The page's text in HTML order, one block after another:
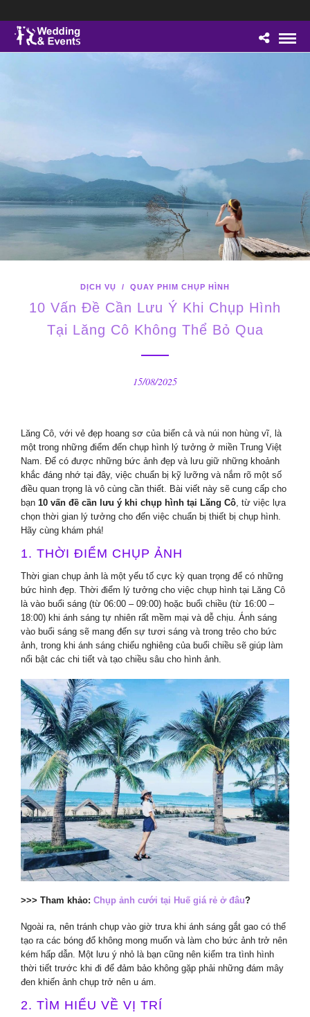
DỊCH VỤ / QUAY PHIM CHỤP HÌNH
10 Vấn Đề Cần Lưu Ý Khi Chụp Hình
Tại Lăng Cô Không Thể Bỏ Qua
15/08/2025
Lăng Cô, với vẻ đẹp hoang sơ của biển cả và núi non hùng vĩ, là
một trong những điểm đến chụp hình lý tưởng ở miền Trung Việt
Nam. Để có được những bức ảnh đẹp và lưu giữ những khoảnh
khắc đáng nhớ tại đây, việc chuẩn bị kỹ lưỡng và nắm rõ một số
điều quan trọng là vô cùng cần thiết. Bài viết này sẽ cung cấp cho
bạn 10 vấn đề cần lưu ý khi chụp hình tại Lăng Cô, từ việc lựa
chọn thời gian lý tưởng cho đến việc chuẩn bị thiết bị chụp hình.
Hãy cùng khám phá!
1. THỜI ĐIỂM CHỤP ẢNH
Thời gian chụp ảnh là một yếu tố cực kỳ quan trọng để có những
bức hình đẹp. Thời điểm lý tưởng cho việc chụp hình tại Lăng Cô
là vào buổi sáng (từ 06:00 – 09:00) hoặc buổi chiều (từ 16:00 –
18:00) khi ánh sáng tự nhiên rất mềm mại và dễ chịu. Ánh sáng
vào buổi sáng sẽ mang đến sự tươi sáng và trong trẻo cho bức
ảnh, trong khi ánh sáng chiếu nghiêng của buổi chiều sẽ giúp làm
nổi bật các chi tiết và tạo chiều sâu cho hình ảnh.
>>> Tham khảo: Chụp ảnh cưới tại Huế giá rẻ ở đâu?
Ngoài ra, nên tránh chụp vào giờ trưa khi ánh sáng gắt gao có thể
tạo ra các bóng đổ không mong muốn và làm cho bức ảnh trở nên
kém hấp dẫn. Một lưu ý nhỏ là bạn cũng nên kiểm tra tình hình
thời tiết trước khi đi để đảm bảo không gặp phải những đám mây
đen khiến ảnh chụp trở nên u ám.
2. TÌM HIỂU VỀ VỊ TRÍ